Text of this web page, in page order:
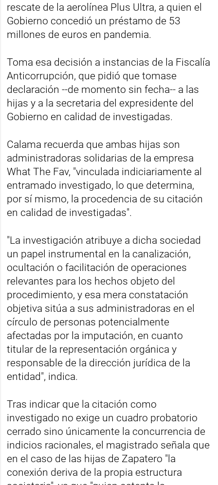
rescate de la aerolínea Plus Ultra, a quien el
Gobierno concedió un préstamo de 53
millones de euros en pandemia.
Toma esa decisión a instancias de la Fiscalía
Anticorrupción, que pidió que tomase
declaración --de momento sin fecha-- a las
hijas y a la secretaria del expresidente del
Gobierno en calidad de investigadas.
Calama recuerda que ambas hijas son
administradoras solidarias de la empresa
What The Fav, "vinculada indiciariamente al
entramado investigado, lo que determina,
por sí mismo, la procedencia de su citación
en calidad de investigadas".
"La investigación atribuye a dicha sociedad
un papel instrumental en la canalización,
ocultación o facilitación de operaciones
relevantes para los hechos objeto del
procedimiento, y esa mera constatación
objetiva sitúa a sus administradoras en el
círculo de personas potencialmente
afectadas por la imputación, en cuanto
titular de la representación orgánica y
responsable de la dirección jurídica de la
entidad", indica.
Tras indicar que la citación como
investigado no exige un cuadro probatorio
cerrado sino únicamente la concurrencia de
indicios racionales, el magistrado señala que
en el caso de las hijas de Zapatero "la
conexión deriva de la propia estructura